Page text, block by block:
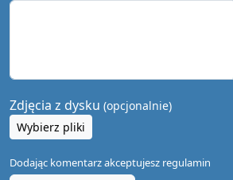
Zdjęcia z dysku (opcjonalnie)
Wybierz pliki
Dodając komentarz akceptujesz regulamin